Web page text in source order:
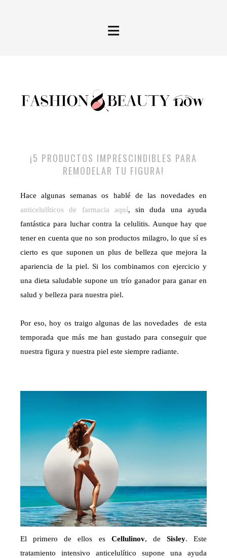
≡
¡5 PRODUCTOS IMPRESCINDIBLES PARA
REMODELAR TU FIGURA!
Hace algunas semanas os hablé de las novedades en
anticelulíticos de farmacia aquí, sin duda una ayuda
fantástica para luchar contra la celulitis. Aunque hay que
tener en cuenta que no son productos milagro, lo que sí es
cierto es que suponen un plus de belleza que mejora la
apariencia de la piel. Si los combinamos con ejercicio y
una dieta saludable supone un trío ganador para ganar en
salud y belleza para nuestra piel.
Por eso, hoy os traigo algunas de las novedades de esta
temporada que más me han gustado para conseguir que
nuestra figura y nuestra piel este siempre radiante.
El primero de ellos es Cellulinov, de Sisley. Este
tratamiento intensivo anticelulítico supone una ayuda